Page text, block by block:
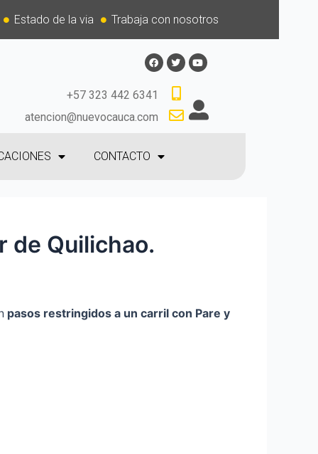
Estado de la via Trabaja con nosotros
+57 323 442 6341
atencion@nuevocauca.com
CONTACTO
de Quilichao.
pasos restringidos a un carril con Pare y